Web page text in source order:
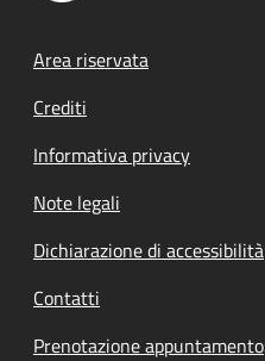
Footer menu
Area riservata
Crediti
Informativa privacy
Note legali
Dichiarazione di accessibilità
Contatti
Prenotazione appuntamento